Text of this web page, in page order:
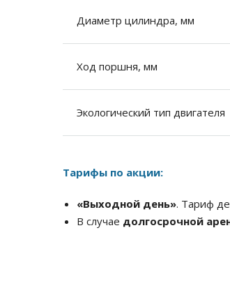
Диаметр цилиндра, мм
Ход поршня, мм
Экологический тип двигателя
Тарифы по акции:
«Выходной день». Тариф
В случае долгосрочной